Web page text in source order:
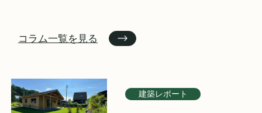
コラム一覧を見る
建築レポート